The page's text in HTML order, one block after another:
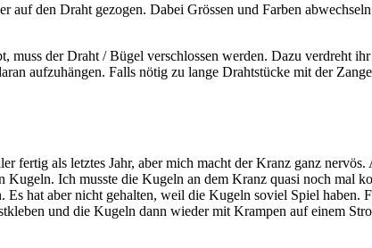
auf den Draht gezogen. Dabei Grössen und Farben
muss der Draht / Bügel verschlossen werden. Dazu verdreht
aufzuhängen. Falls nötig zu lange Drahtstücke mit der
fertig als letztes Jahr, aber mich macht der Kranz ganz
Kugeln. Ich musste die Kugeln an dem Kranz quasi noch mal
Es hat aber nicht gehalten, weil die Kugeln soviel Spiel
und die Kugeln dann wieder mit Krampen auf einem